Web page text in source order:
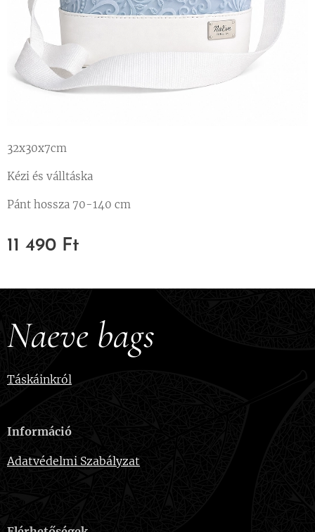
32x30x7cm
Kézi és válltáska
Pánt hossza 70-140 cm
11 490 Ft
Naeve bags
Táskáinkról
Információ
Adatvédelmi Szabályzat